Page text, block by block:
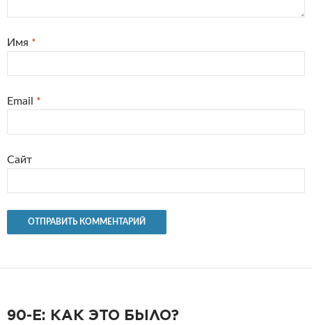
Имя *
Email *
Сайт
90-Е: КАК ЭТО БЫЛО?